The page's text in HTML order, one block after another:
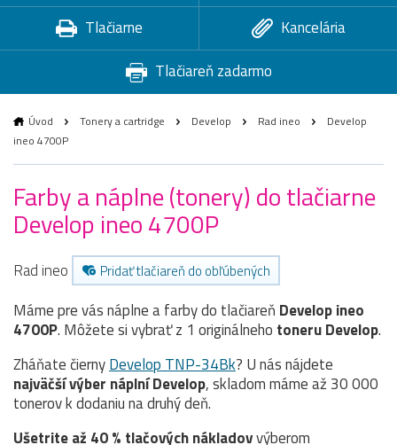
Tlačiarne
Kancelária
Tlačiareň zadarmo
Úvod Tonery a cartridge Develop Rad ineo
Develop
ineo 4700P
Farby a náplne (tonery) do tlačiarne
Develop ineo 4700P
Rad ineo Pridať tlačiareň do obľúbených
Máme pre vás náplne a farby do tlačiareň Develop ineo
4700P. Môžete si vybrať z 1 originálneho toneruDevelop.
Zháňate čiernyDevelop TNP-34Bk? U nás nájdete
najväčší výber náplní Develop, skladom máme až 30 000
tonerov k dodaniu na druhý deň.
Ušetrite až 40 % tlačových nákladovvýberom